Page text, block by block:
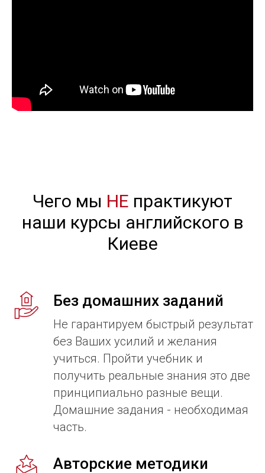
Чего мы НЕ практикуют
наши курсы английского в
Киеве
Без домашних заданий
Не гарантируем быстрый результат
без Ваших усилий и желания
учиться. Пройти учебник и
получить реальные знания это две
принципиально разные вещи.
Домашние задания - необходимая
часть.
Авторские методики